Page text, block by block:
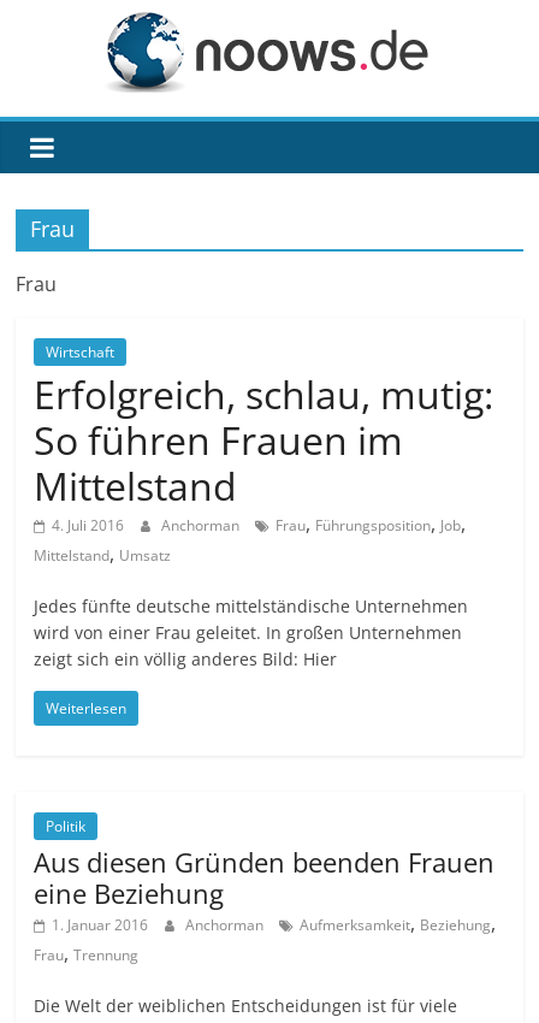
noows.de
Frau
Frau
Wirtschaft
Erfolgreich, schlau, mutig:
So führen Frauen im
Mittelstand
4. Juli 2016 Anchorman Frau, Führungsposition, Job,
Mittelstand, Umsatz
Jedes fünfte deutsche mittelständische Unternehmen
wird von einer Frau geleitet. In großen Unternehmen
zeigt sich ein völlig anderes Bild: Hier
Weiterlesen
Politik
Aus diesen Gründen beenden Frauen
eine Beziehung
1. Januar 2016 Anchorman Aufmerksamkeit, Beziehung,
Frau,Trennung
Die Welt der weiblichen Entscheidungen ist für viele